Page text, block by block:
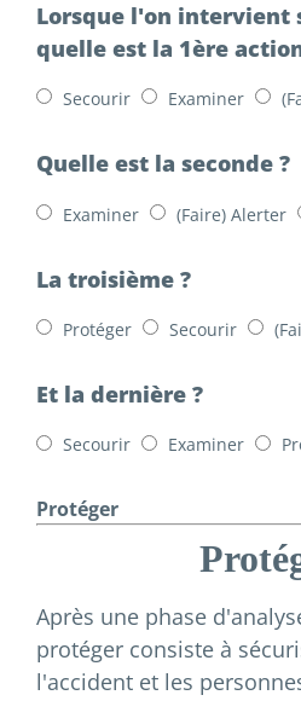
Lorsque l'on intervient
quelle est la 1ère
Secourir Examiner
Quelle est la seconde ?
Examiner (Faire) Alerter
La troisième ?
Protéger Secourir
Et la dernière ?
Secourir Examiner
Protéger
Après une phase
protéger consiste à
l'accident et les